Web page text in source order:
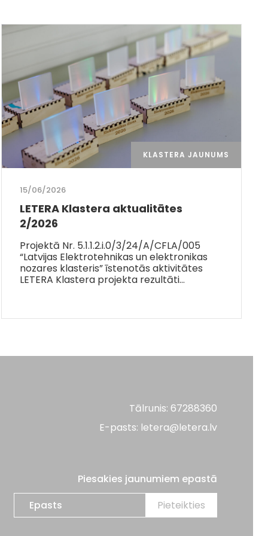
KLASTERA JAUNUMS
15/06/2026
LETERA Klastera aktualitātes
2/2026
Projektā Nr. 5.1.1.2.i.0/3/24/A/CFLA/005
“Latvijas Elektrotehnikas un elektronikas
nozares klasteris” īstenotās aktivitātes
LETERA Klastera projekta rezultāti…
Tālrunis: 67288360
E-pasts: letera@letera.lv
Piesakies jaunumiem epastā